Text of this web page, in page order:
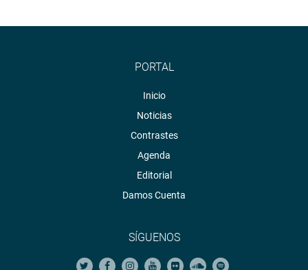
PORTAL
Inicio
Noticias
Contrastes
Agenda
Editorial
Damos Cuenta
SÍGUENOS